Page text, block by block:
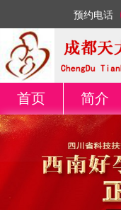
预约电话
首页 简介